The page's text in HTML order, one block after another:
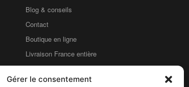
Gérer le consentement
Blog & conseils
Contact
Boutique en ligne
Livraison France entière
Mentions légales
CGV